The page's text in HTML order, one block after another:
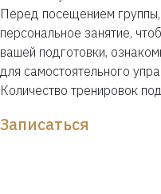
Перед посещением
персональное занятие,
вашей подготовки,
для самостоятельного
Количество тренировок
Записаться